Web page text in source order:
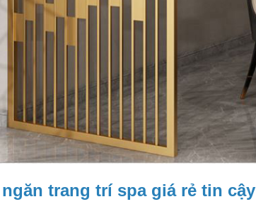
trang trí spa giá rẻ tin cậy